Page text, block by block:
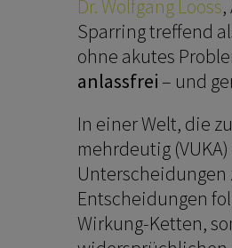
Dr. Wolfgang Looss
Sparring treffend
ohne akutes
anlassfrei – und
In einer Welt, die
mehrdeutig
Unterscheidungen
Entscheidungen
Wirkung-Ketten,